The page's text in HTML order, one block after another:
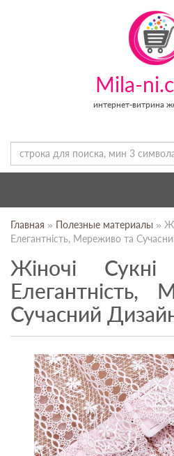
Mila-
интернет-витрина
Главная » Полезные материалы »
Елегантність, Мереживо та
Жіночі Сукні
Елегантність,
Сучасний